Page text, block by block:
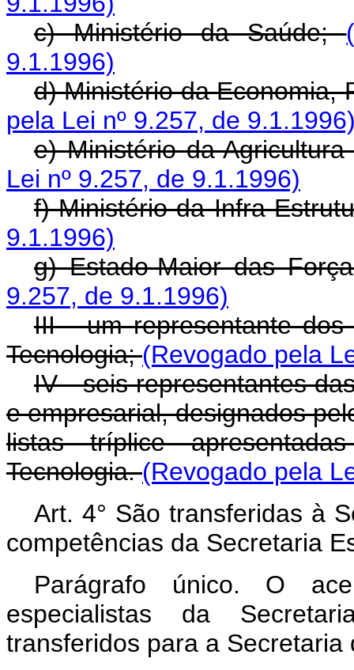
c) Ministério da Saúde;
9.1.1996)
d) Ministério da Economia,
pela Lei nº 9.257, de
e) Ministério da
Lei nº 9.257, de 9.1.1996)
f) Ministério da Infra-
9.1.1996)
g) Estado-Maior das
9.257, de 9.1.1996)
III - um representante
Tecnologia;(Revogado pela
IV - seis representantes
e empresarial, designados
listas tríplice
Tecnologia.(Revogado pela
Art. 4° São transferidas à
competências da Secretaria
Parágrafo único. O
especialistas da
transferidos para a Secretaria